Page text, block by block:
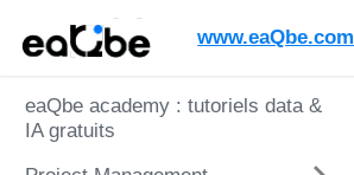
www.eaQbe.com
eaQbe academy : tutoriels data &
IA gratuits